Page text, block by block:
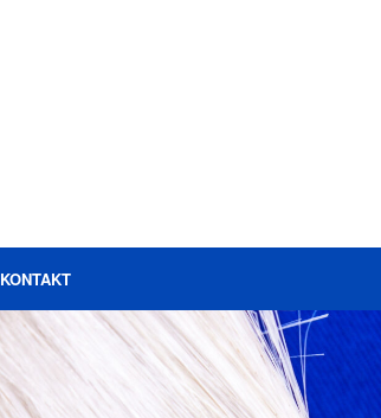
KONTAKT